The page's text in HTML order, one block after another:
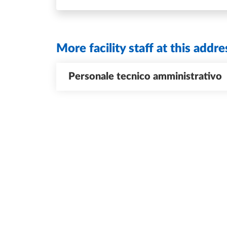
More facility staff at this
Personale tecnico amministrativo